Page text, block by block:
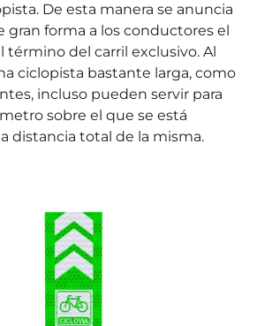
De esta manera se anuncia
gran forma a los conductores el
término del carril exclusivo. Al
ciclopista bastante larga, como
incluso pueden servir para
sobre el que se está
distancia total de la misma.